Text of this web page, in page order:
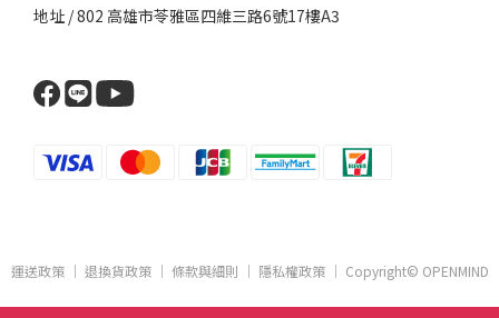
地址 / 802 高雄市苓雅區四維三路6號17樓A3
運送政策｜ 退換貨政策｜ 條款與細則 ｜ 隱私權政策｜ Copyright© OPENMIND